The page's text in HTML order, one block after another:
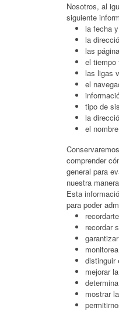
Nosotros, al
siguiente
la fecha
la
las
el tiempo
las ligas
el
tipo de
la
el
comprender
general para
nuestra
Esta
para poder
recordar
distinguir
mejorar
mostrar